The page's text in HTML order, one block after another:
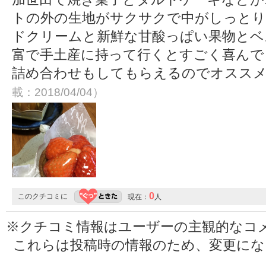
トの外の生地がサクサクで中がしっと
ドクリームと新鮮な甘酸っぱい果物と
富で手土産に持って行くとすごく喜ん
詰め合わせもしてもらえるのでオスス
載：2018/04/04）
このクチコミに 現在： 0人
※クチコミ情報はユーザーの主観的なコ
これらは投稿時の情報のため、変更に